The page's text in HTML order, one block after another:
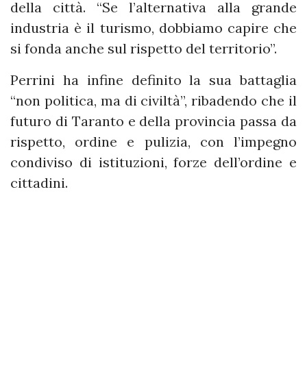
della città. “Se l’alternativa alla grande
industria è il turismo, dobbiamo capire che
si fonda anche sul rispetto del territorio”.
Perrini ha infine definito la sua battaglia
“non politica, ma di civiltà”, ribadendo che il
futuro di Taranto e della provincia passa da
rispetto, ordine e pulizia, con l’impegno
condiviso di istituzioni, forze dell’ordine e
cittadini.